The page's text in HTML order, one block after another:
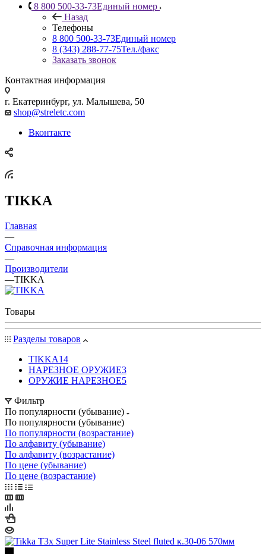
8 800 500-33-73Единый номер
Назад
Телефоны
8 800 500-33-73Единый номер
8 (343) 288-77-75Тел./факс
Заказать звонок
Контактная информация
г. Екатеринбург, ул. Малышева, 50
shop@streletc.com
Вконтакте
TIKKA
Главная
—
Справочная информация
—
Производители
—TIKKA
Товары
Разделы товаров
TIKKA14
НАРЕЗНОЕ ОРУЖИЕ3
ОРУЖИЕ НАРЕЗНОЕ5
Фильтр
По популярности (убывание)
По популярности (убывание)
По популярности (возрастание)
По алфавиту (убывание)
По алфавиту (возрастание)
По цене (убывание)
По цене (возрастание)